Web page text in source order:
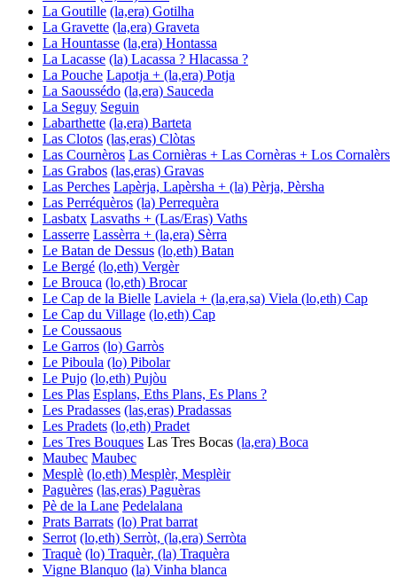
La Goutille (la,era) Gotilha
La Gravette (la,era) Graveta
La Hountasse (la,era) Hontassa
La Lacasse (la) Lacassa ? Hlacassa ?
La Pouche Lapotja + (la,era) Potja
La Saoussédo (la,era) Sauceda
La Seguy Seguin
Labarthette (la,era) Barteta
Las Clotos (las,eras) Clòtas
Las Cournèros Las Cornièras + Las Cornèras + Los Cornalèrs
Las Grabos (las,eras) Gravas
Las Perches Lapèrja, Lapèrsha + (la) Pèrja, Pèrsha
Las Perréquèros (la) Perrequèra
Lasbatx Lasvaths + (Las/Eras) Vaths
Lasserre Lassèrra + (la,era) Sèrra
Le Batan de Dessus (lo,eth) Batan
Le Bergé (lo,eth) Vergèr
Le Brouca (lo,eth) Brocar
Le Cap de la Bielle Laviela + (la,era,sa) Viela (lo,eth) Cap
Le Cap du Village (lo,eth) Cap
Le Coussaous
Le Garros (lo) Garròs
Le Piboula (lo) Pibolar
Le Pujo (lo,eth) Pujòu
Les Plas Esplans, Eths Plans, Es Plans ?
Les Pradasses (las,eras) Pradassas
Les Pradets (lo,eth) Pradet
Les Tres Bouques Las Tres Bocas (la,era) Boca
Maubec Maubec
Mesplè (lo,eth) Mesplèr, Mesplèir
Paguères (las,eras) Paguèras
Pè de la Lane Pedelalana
Prats Barrats (lo) Prat barrat
Serrot (lo,eth) Serròt, (la,era) Serròta
Traquè (lo) Traquèr, (la) Traquèra
Vigne Blanquo (la) Vinha blanca